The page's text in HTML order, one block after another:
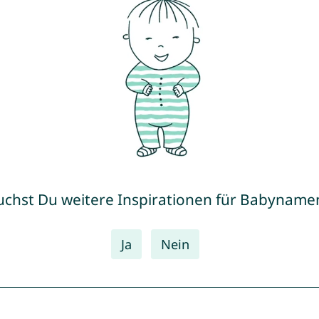
Du weitere Inspirationen für
Ja Nein